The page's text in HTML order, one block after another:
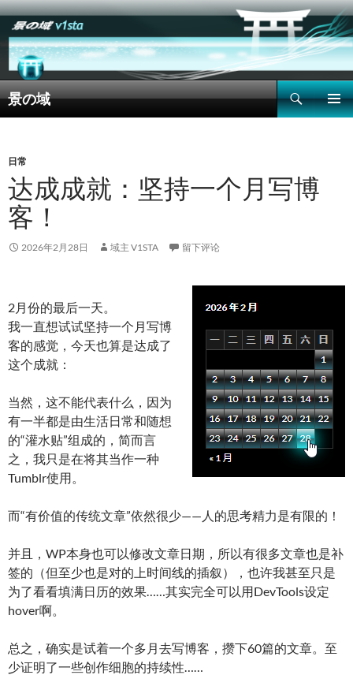
景の域
搜
索
文
日常
达成成就：坚持一个月写博
客！
2026年2月28日 域主 V1STA 留下评论
2月份的最后一天。
我一直想试试坚持一个月写博
客的感觉，今天也算是达成了
这个成就：
当然，这不能代表什么，因为
有一半都是由生活日常和随想
的“灌水贴”组成的，简而言
之，我只是在将其当作一种
Tumblr使用。
而“有价值的传统文章”依然很少——人的思考精力是有限的！
并且，WP本身也可以修改文章日期，所以有很多文章也是补
签的（但至少也是对的上时间线的插叙），也许我甚至只是
为了看看填满日历的效果……其实完全可以用DevTools设定
hover啊。
总之，确实是试着一个多月去写博客，攒下60篇的文章。至
少证明了一些创作细胞的持续性……